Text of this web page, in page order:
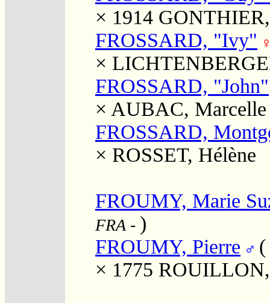
× 1914
FROSSARD, "Ivy"
×
FROSSARD, "John"
× AUBAC, Marcelle
FROSSARD,
× ROSSET, Hélène
FROUMY, Marie
FRA - )
FROUMY, Pierre
× 1775